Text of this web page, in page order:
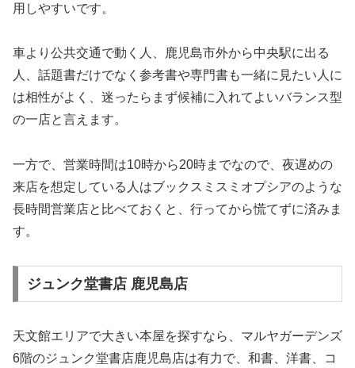
用しやすいです。
車より公共交通で動く人、鹿児島市外から中央駅に出る
人、話題書だけでなく参考書や専門書も一緒に見たい人に
は相性がよく、迷ったらまず候補に入れてよいバランス型
の一店と言えます。
一方で、営業時間は10時から20時までなので、夜遅めの
来店を想定している人はブックスミスミオプシアのような
長時間営業店と比べておくと、行ってから慌てずに済みま
す。
ジュンク堂書店 鹿児島店
天文館エリアで大きい本屋を探すなら、マルヤガーデンズ
6階のジュンク堂書店鹿児島店は有力で、和書、洋書、コ